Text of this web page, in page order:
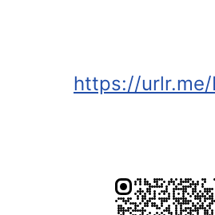
https://urlr.me/